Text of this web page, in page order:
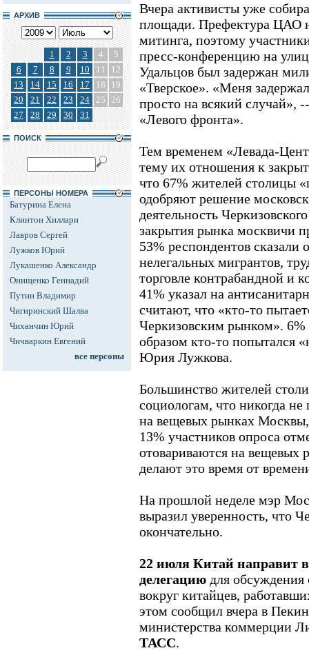
АРХИВ
1 2 3 4
5
6
7 8 9 10 11
12
13
14 15 16 17 18
19
20
21 22 23 24 25 26
27
28 29 30 31
ПОИСК
ПЕРСОНЫ НОМЕРА
Батурина Елена
Клинтон Хиллари
Лавров Сергей
Лужков Юрий
Лукашенко Александр
Онищенко Геннадий
Путин Владимир
Чигиринский Шалва
Чиханчин Юрий
Чичваркин Евгений
все персоны
Вчера активисты уже
площади. Префектура ЦАО
митинга, поэтому
пресс-конференцию на
Удальцов был задержан
«Тверское». «Меня
просто на всякий случай»,
«Левого фронта».
Тем временем «Левада-
тему их отношения к
что 67% жителей столицы
одобряют решение
деятельность
закрытия рынка москвичи
53% респондентов сказали
нелегальных мигрантов,
торговле контрабандной и
41% указал на
считают, что «кто-то
Черкизовским рынком». 6%
образом кто-то попытался
Юрия Лужкова.
Большинство жителей
социологам, что никогда
на вещевых рынках
13% участников опроса
отовариваются на вещевых
делают это время от
На прошлой неделе мэр
выразил уверенность, что
окончательно.
22 июля Китай направит
делегацию для
вокруг китайцев,
этом сообщил вчера в
министерства коммерции
ТАСС.